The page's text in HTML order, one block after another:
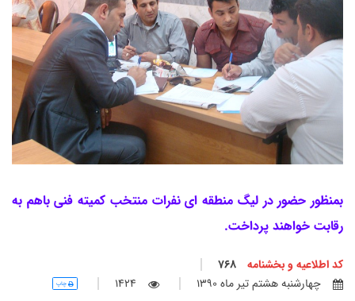
بمنظور حضور در لیگ منطقه ای نفرات منتخب کمیته فنی باهم به
رقابت خواهند پرداخت.
کد اطلاعیه و بخشنامه
چهارشنبه هشتم تير ماه 1390
1424 چاپ